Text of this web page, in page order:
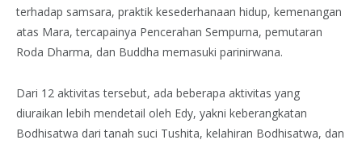
terhadap samsara, praktik kesederhanaan hidup, kemenangan
atas Mara, tercapainya Pencerahan Sempurna, pemutaran
Roda Dharma, dan Buddha memasuki parinirwana.
Dari 12 aktivitas tersebut, ada beberapa aktivitas yang
diuraikan lebih mendetail oleh Edy, yakni keberangkatan
Bodhisatwa dari tanah suci Tushita, kelahiran Bodhisatwa, dan